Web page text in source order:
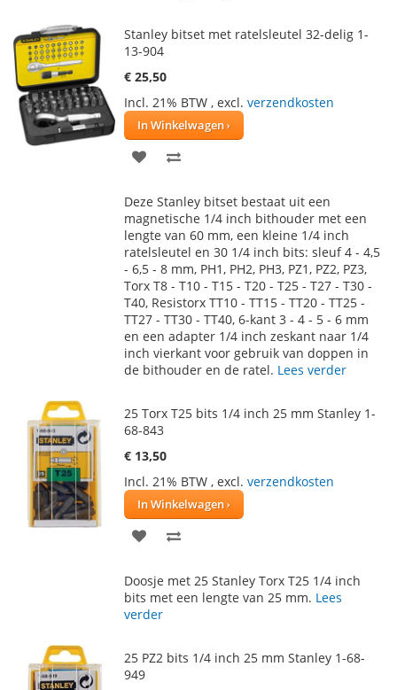
Stanley bitset met ratelsleutel 32-delig 1-
13-904
€ 25,50
Incl. 21% BTW , excl. verzendkosten
In Winkelwagen
VOEG
AAN
VERLANGLIJST
TE
VERGELIJKEN
Deze Stanley bitset bestaat uit een
magnetische 1/4 inch bithouder met een
lengte van 60 mm, een kleine 1/4 inch
ratelsleutel en 30 1/4 inch bits: sleuf 4 - 4,5
- 6,5 - 8 mm, PH1, PH2, PH3, PZ1, PZ2, PZ3,
Torx T8 - T10 - T15 - T20 - T25 - T27 - T30 -
T40, Resistorx TT10 - TT15 - TT20 - TT25 -
TT27 - TT30 - TT40, 6-kant 3 - 4 - 5 - 6 mm
en een adapter 1/4 inch zeskant naar 1/4
inch vierkant voor gebruik van doppen in
de bithouder en de ratel. Lees verder
25 Torx T25 bits 1/4 inch 25 mm Stanley 1-
68-843
€ 13,50
Incl. 21% BTW , excl. verzendkosten
In Winkelwagen
VOEG
AAN TE
Doosje met 25 Stanley Torx T25 1/4 inch
bits met een lengte van 25 mm. Lees
verder
25 PZ2 bits 1/4 inch 25 mm Stanley 1-68-
949